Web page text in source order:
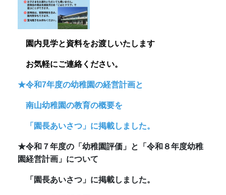
園内見学と資料をお渡しいたします
お気軽にご連絡ください。
★令和7年度の幼稚園の経営計画と
南山幼稚園の教育の概要を
「園長あいさつ」に掲載しました。
★令和７年度の「幼稚園評価」と「令和８年度幼稚
園経営計画」について
「園長あいさつ」に掲載しました。